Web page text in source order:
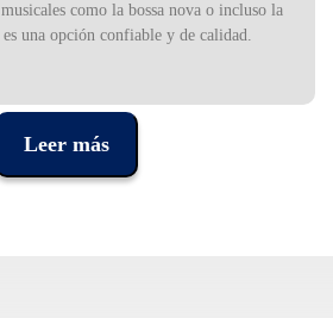
como la bossa nova o incluso la
una opción confiable y de calidad.
una tapa de cedro macizo y aros y
macizo. Estas maderas aportan no solo
graves que dan más cuerpo al sonido.
Leer más